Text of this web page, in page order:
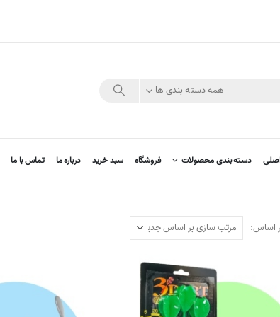
همه دسته بندی ها
دسته بندی محصولات فروشگاه سبد خرید درباره ما تماس با ما
اساس: